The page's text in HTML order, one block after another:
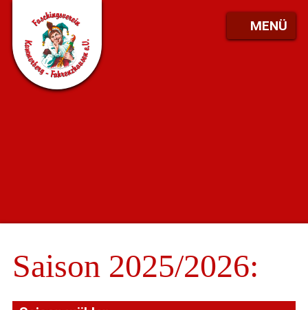
MENÜ
Saison 2025/2026: